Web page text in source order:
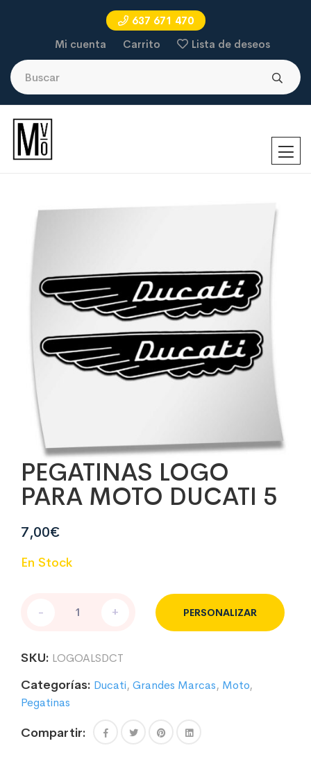
637 671 470
Mi cuenta
Carrito Lista de deseos
PEGATINAS LOGO
PARA MOTO DUCATI 5
7,00€
En Stock
LOGO
DUCATI
cantidad
- + PERSONALIZAR
SKU: LOGOALSDCT
Categorías: Ducati, Grandes Marcas, Moto,
Pegatinas
Compartir: